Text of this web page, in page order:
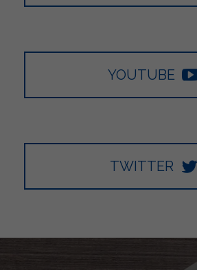
YOUTUBE
TWITTER